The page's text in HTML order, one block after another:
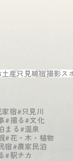
土産只見線宿撮影ス
宿#只見川
#撮る#文化
まる#温泉
#花・木・植物
宿#農家民泊
#駅チカ